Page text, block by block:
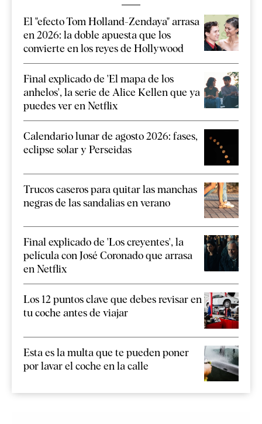
El "efecto Tom Holland-Zendaya" arrasa
en 2026: la doble apuesta que los
convierte en los reyes de Hollywood
Final explicado de 'El mapa de los
anhelos', la serie de Alice Kellen que ya
puedes ver en Netflix
Calendario lunar de agosto 2026: fases,
eclipse solar y Perseidas
Trucos caseros para quitar las manchas
negras de las sandalias en verano
Final explicado de 'Los creyentes', la
película con José Coronado que arrasa
en Netflix
Los 12 puntos clave que debes revisar en
tu coche antes de viajar
Esta es la multa que te pueden poner
por lavar el coche en la calle